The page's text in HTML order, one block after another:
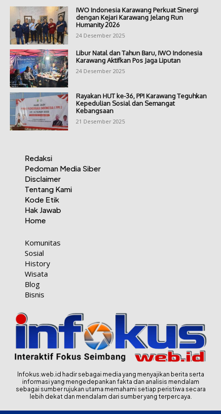
IWO Indonesia Karawang Perkuat Sinergi
dengan Kejari Karawang Jelang Run
Humanity 2026
24 Desember 2025
Libur Natal dan Tahun Baru, IWO Indonesia
Karawang Aktifkan Pos Jaga Liputan
24 Desember 2025
Rayakan HUT ke-36, PPI Karawang Teguhkan
Kepedulian Sosial dan Semangat
Kebangsaan
21 Desember 2025
Redaksi
Pedoman Media Siber
Disclaimer
Tentang Kami
Kode Etik
Hak Jawab
Home
Komunitas
Sosial
History
Wisata
Blog
Bisnis
Infokus.web.id hadir sebagai media yang menyajikan berita serta
informasi yang mengedepankan fakta dan analisis mendalam
sebagai sumber rujukan utama memahami setiap peristiwa secara
lebih dekat dan mendalam dari sumber yang terpercaya.